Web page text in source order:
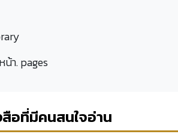
น้า. pages
สือที่มีคนสนใจอ่าน